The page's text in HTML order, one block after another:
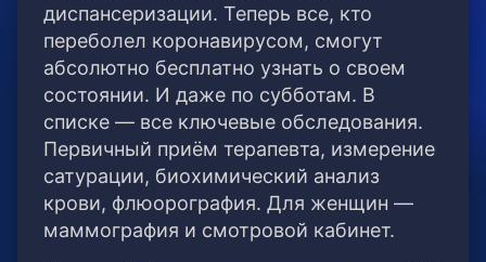
диспансеризации. Теперь все, кто
переболел коронавирусом, смогут
абсолютно бесплатно узнать о своем
состоянии. И даже по субботам. В
списке — все ключевые обследования.
Первичный приём терапевта, измерение
сатурации, биохимический анализ
крови, флюорография. Для женщин —
маммография и смотровой кабинет.